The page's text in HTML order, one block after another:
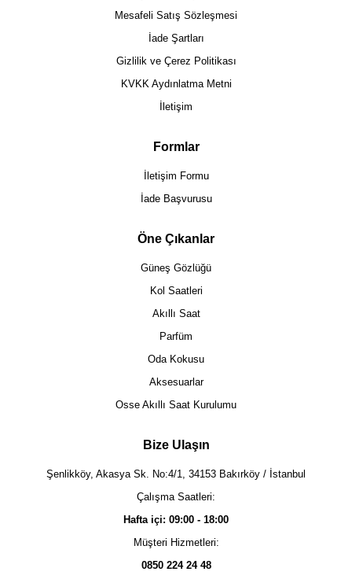
Mesafeli Satış Sözleşmesi
İade Şartları
Gizlilik ve Çerez Politikası
KVKK Aydınlatma Metni
İletişim
Formlar
İletişim Formu
İade Başvurusu
Öne Çıkanlar
Güneş Gözlüğü
Kol Saatleri
Akıllı Saat
Parfüm
Oda Kokusu
Aksesuarlar
Osse Akıllı Saat Kurulumu
Bize Ulaşın
Şenlikköy, Akasya Sk. No:4/1, 34153 Bakırköy / İstanbul
Çalışma Saatleri:
Hafta içi: 09:00 - 18:00
Müşteri Hizmetleri:
0850 224 24 48